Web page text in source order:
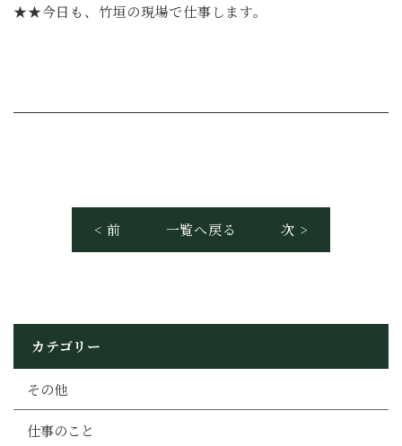
★★今日も、竹垣の現場で仕事します。
< 前 一覧へ戻る 次 >
カテゴリー
その他
仕事のこと